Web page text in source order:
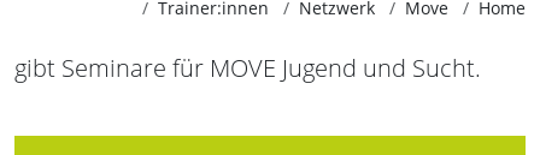
Trainer:innen Netzwerk Move Home
gibt Seminare für MOVE Jugend und Sucht.